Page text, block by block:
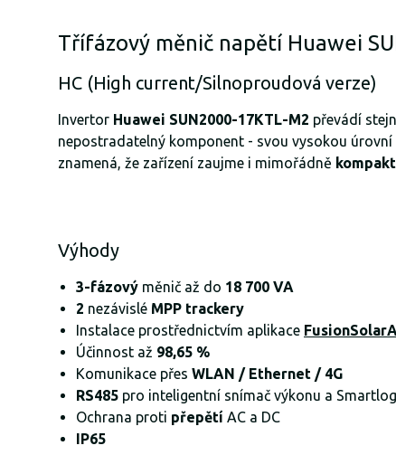
Třífázový měnič napětí Huawei
HC (High current/Silnoproudová verze)
Invertor Huawei SUN2000-17KTL-M2 převádí
nepostradatelný komponent - svou vysokou
znamená, že zařízení zaujme i mimořádně
Výhody
3-fázový měnič až do 18 700 VA
2 nezávislé MPP trackery
Instalace prostřednictvím aplikace
Účinnost až 98,65 %
Komunikace přes WLAN / Ethernet / 4G
RS485 pro inteligentní snímač výkonu a
Ochrana proti přepětí AC a DC
IP65